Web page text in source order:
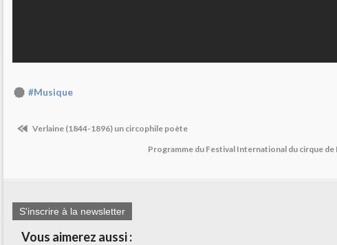
#Musique
Verlaine (1844-1896) un circophile poète
Programme du Festival International du cirque de
S'inscrire à la newsletter
Vous aimerez aussi :